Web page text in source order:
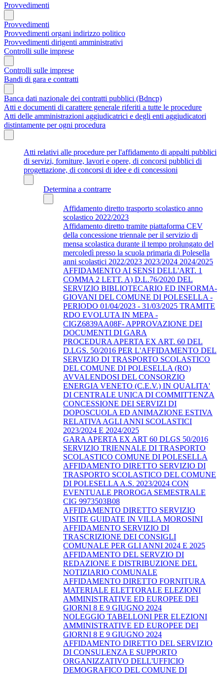
Provvedimenti
Provvedimenti
Provvedimenti organi indirizzo politico
Provvedimenti dirigenti amministrativi
Controlli sulle imprese
Controlli sulle imprese
Bandi di gara e contratti
Banca dati nazionale dei contratti pubblici (Bdncp)
Atti e documenti di carattere generale riferiti a tutte le procedure
Atti delle amministrazioni aggiudicatrici e degli enti aggiudicatori
distintamente per ogni procedura
Atti relativi alle procedure per l'affidamento di appalti pubblici
di servizi, forniture, lavori e opere, di concorsi pubblici di
progettazione, di concorsi di idee e di concessioni
Determina a contrarre
Affidamento diretto trasporto scolastico anno
scolastico 2022/2023
Affidamento diretto tramite piattaforma CEV
della concessione triennale per il servizio di
mensa scolastica durante il tempo prolungato del
mercoledì presso la scuola primaria di Polesella
anni scolastici 2022/2023 2023/2024 2024/2025
AFFIDAMENTO AI SENSI DELL'ART. 1
COMMA 2 LETT. A) D.L.76/2020 DEL
SERVIZIO BIBLIOTECARIO ED INFORMA-
GIOVANI DEL COMUNE DI POLESELLA -
PERIODO 01/04/2023 - 31/03/2025 TRAMITE
RDO EVOLUTA IN MEPA -
CIGZ6839AA08F- APPROVAZIONE DEI
DOCUMENTI DI GARA
PROCEDURA APERTA EX ART. 60 DEL
D.LGS. 50/2016 PER L'AFFIDAMENTO DEL
SERVIZIO DI TRASPORTO SCOLASTICO
DEL COMUNE DI POLESELLA (RO)
AVVALENDOSI DEL CONSORZIO
ENERGIA VENETO (C.E.V.) IN QUALITA'
DI CENTRALE UNICA DI COMMITTENZA
CONCESSIONE DEI SERVIZI DI
DOPOSCUOLA ED ANIMAZIONE ESTIVA
RELATIVA AGLI ANNI SCOLASTICI
2023/2024 E 2024/2025
GARA APERTA EX ART 60 DLGS 50/2016
SERVIZIO TRIENNALE DI TRASPORTO
SCOLASTICO COMUNE DI POLESELLA
AFFIDAMENTO DIRETTO SERVIZIO DI
TRASPORTO SCOLASTICO DEL COMUNE
DI POLESELLA A.S. 2023/2024 CON
EVENTUALE PROROGA SEMESTRALE
CIG 9973503B08
AFFIDAMENTO DIRETTO SERVIZIO
VISITE GUIDATE IN VILLA MOROSINI
AFFIDAMENTO SERVIZIO DI
TRASCRIZIONE DEI CONSIGLI
COMUNALE PER GLI ANNI 2024 E 2025
AFFIDAMENTO DEL SERVZIO DI
REDAZIONE E DISTRIBUZIONE DEL
NOTIZIARIO COMUNALE
AFFIDAMENTO DIRETTO FORNITURA
MATERIALE ELETTORALE ELEZIONI
AMMINISTRATIVE ED EUROPEE DEI
GIORNI 8 E 9 GIUGNO 2024
NOLEGGIO TABELLONI PER ELEZIONI
AMMINISTRATIVE ED EUROPEE DEI
GIORNI 8 E 9 GIUGNO 2024
AFFIDAMENTO DIRETTO DEL SERVIZIO
DI CONSULENZA E SUPPORTO
ORGANIZZATIVO DELL'UFFICIO
DEMOGRAFICO DEL COMUNE DI